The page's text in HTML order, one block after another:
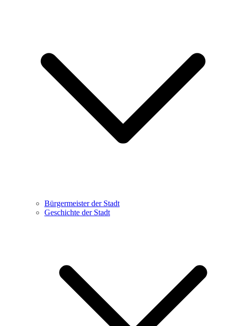
Bürgermeister der Stadt
Geschichte der Stadt